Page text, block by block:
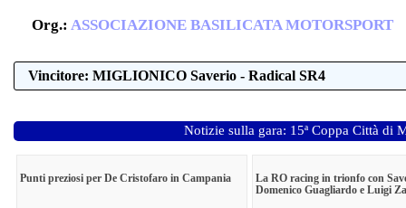
Org.: ASSOCIAZIONE BASILICATA MOTORSPORT
Vincitore: MIGLIONICO Saverio - Radical SR4
Notizie sulla gara: 15ª Coppa Città di
Punti preziosi per De Cristofaro in Campania
La RO racing in trionfo con
Domenico Guagliardo e Luigi